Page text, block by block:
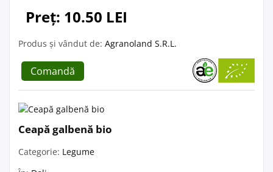
Preț: 10.50 LEI
Produs și vândut de: Agranoland S.R.L.
Comandă
Ceapă galbenă bio
Categorie: Legume